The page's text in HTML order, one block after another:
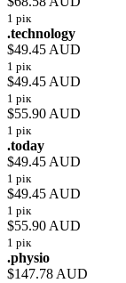
1 рік
.technology
$49.45 AUD
1 рік
$49.45 AUD
1 рік
$55.90 AUD
1 рік
.today
$49.45 AUD
1 рік
$49.45 AUD
1 рік
$55.90 AUD
1 рік
.physio
$147.78 AUD